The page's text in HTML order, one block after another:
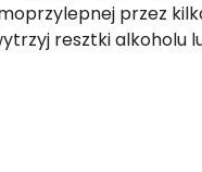
przez
resztki alkoholu